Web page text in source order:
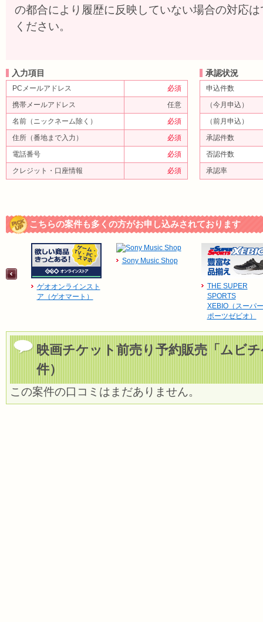
の都合により履歴に反映していない場合の対応
ください。
入力項目
PCメールアドレス
必須
携帯メールアドレス
任意
名前（ニックネーム除く）
必須
住所（番地まで入力）
必須
電話番号
必須
クレジット・口座情報
必須
承認状況
申込件数
（今月申込）
（前月申込）
承認件数
否認件数
承認率
こちらの案件も多くの方がお申し込みされております
ゲオオンラインスト
ア（ゲオマート）
Sony Music Shop
THE SUPER
SPORTS
XEBIO（スーパ
ポーツゼビオ）
映画チケット前売り予約販売「ムビ
件）
この案件の口コミはまだありません。